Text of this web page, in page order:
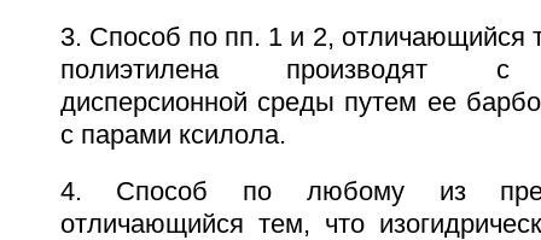
3. Способ по пп. 1 и 2, отличающийся
полиэтилена производят с
дисперсионной среды путем ее
с парами ксилола.
4. Способ по любому из
отличающийся тем, что